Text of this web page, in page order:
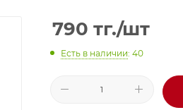
790 тг./шт
Есть в наличии: 40